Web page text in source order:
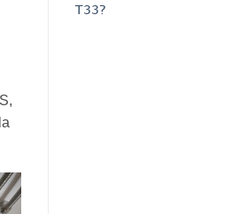
T33?